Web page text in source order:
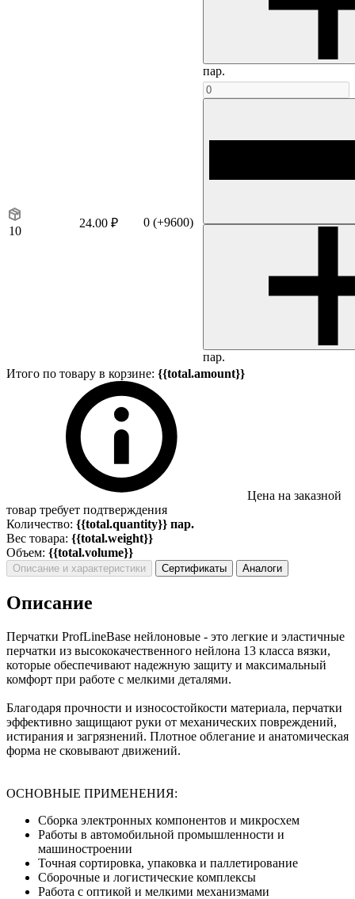
пар.
10
24.00 ₽ 0 (+9600)
пар.
Итого по товару в корзине: {{total.amount}}
Цена на заказной
товар требует подтверждения
Количество: {{total.quantity}} пар.
Вес товара: {{total.weight}}
Объем: {{total.volume}}
Описание и характеристики Сертификаты Аналоги
Описание
Перчатки ProfLineBase нейлоновые - это легкие и эластичные
перчатки из высококачественного нейлона 13 класса вязки,
которые обеспечивают надежную защиту и максимальный
комфорт при работе с мелкими деталями.
Благодаря прочности и износостойкости материала, перчатки
эффективно защищают руки от механических повреждений,
истирания и загрязнений. Плотное облегание и анатомическая
форма не сковывают движений.
ОСНОВНЫЕ ПРИМЕНЕНИЯ:
Сборка электронных компонентов и микросхем
Работы в автомобильной промышленности и
машиностроении
Точная сортировка, упаковка и паллетирование
Сборочные и логистические комплексы
Работа с оптикой и мелкими механизмами